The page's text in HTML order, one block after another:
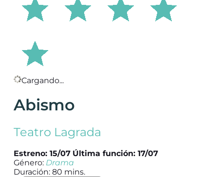
Cargando...
Abismo
Teatro Lagrada
Estreno: 15/07 Última función: 17/07
Género: Drama
Duración: 80 mins.